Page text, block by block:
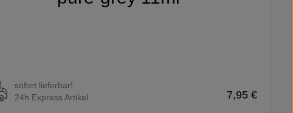
sofort lieferbar!
24h Express Artikel
7,95 €